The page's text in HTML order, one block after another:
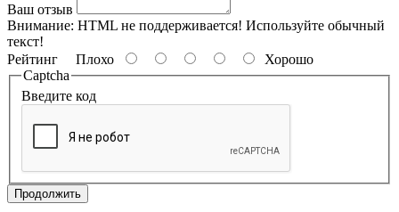
Ваш отзыв
Внимание: HTML не поддерживается! Используйте обычный
текст!
Рейтинг Плохо
Хорошо
Captcha
Введите код
Продолжить